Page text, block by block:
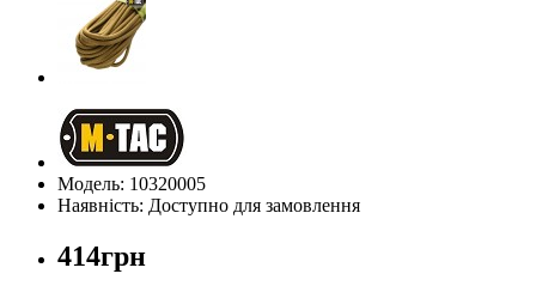
Модель: 10320005
Наявність: Доступно для замовлення
414грн